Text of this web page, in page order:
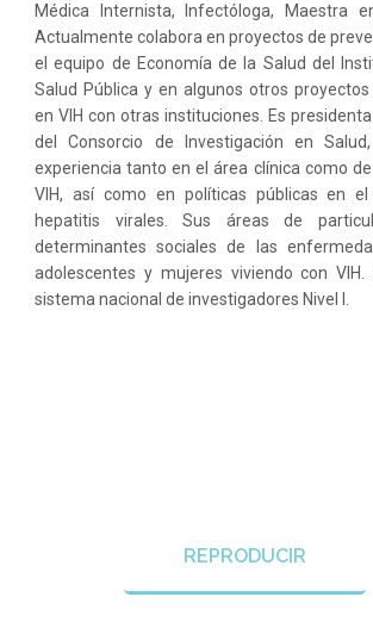
Médica Internista, Infectóloga, Maestra
Actualmente colabora en proyectos de
el equipo de Economía de la Salud del
Salud Pública y en algunos otros
en VIH con otras instituciones. Es
del Consorcio de Investigación en Salud,
experiencia tanto en el área clínica como
VIH, así como en políticas públicas en
hepatitis virales. Sus áreas de
determinantes sociales de las
adolescentes y mujeres viviendo con VIH.
sistema nacional de investigadores Nivel I.
REPRODUCIR